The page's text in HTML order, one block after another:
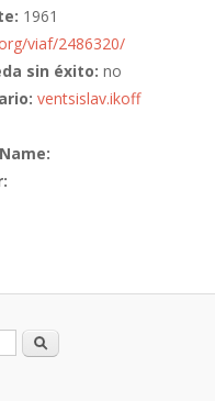
1961
viaf/2486320/
sin éxito: no
ventsislav.ikoff
búsqueda
Buscar